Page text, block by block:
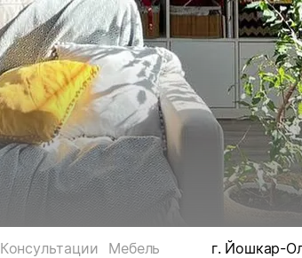
Консультации
Мебель
г. Йошкар-